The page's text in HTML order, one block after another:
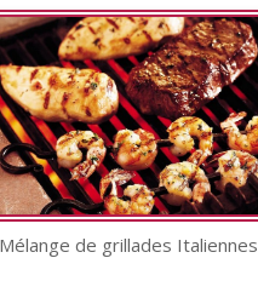
Mélange de grillades Italiennes